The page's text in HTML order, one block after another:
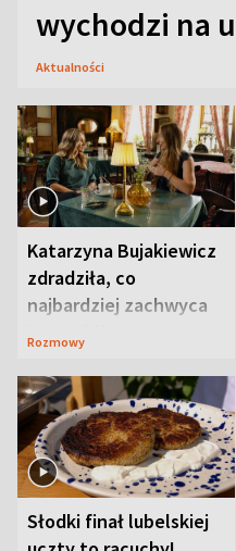
wychodzi na
Aktualności
Katarzyna Bujakiewicz
zdradziła, co
najbardziej zachwyca
ją w Lublinie
Rozmowy
Słodki finał lubelskiej